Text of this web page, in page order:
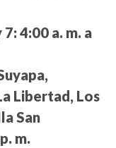
7: 4:00 a. m. a
Libertad, Los
San
m.